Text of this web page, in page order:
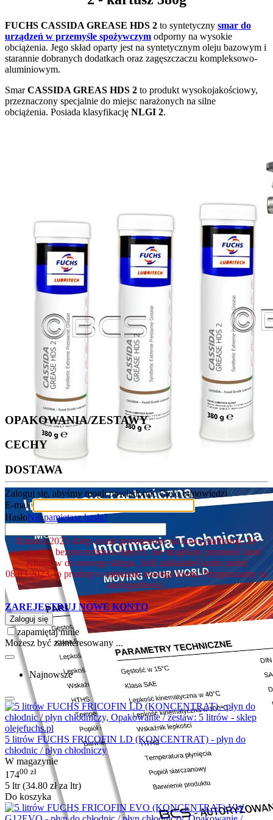
FUCHS CASSIDA GREASE HDS 2 to syntetyczny smar do
urządzeń w przemyśle spożywczym odporny na wysokie
obciążenia. Jego skład oparty jest na syntetycznym oleju bazowym i
starannie dobranych dodatkach oraz zagęszczaczu kompleksowo-
aluminiowym.
SmarCASSIDA GREAS HDS 2 to produkt wysokojakościowy,
przeznaczony specjalnie do miejsc narażonych na silne
obciążenia. Posiada klasyfikację NLGI 2.
OPAKOWANIA/ZESTAWY
CECHY
DOSTAWA
Zaloguj się, abyśmy mogli powiadomić Cię o odpowiedzi
E-mail
HasłoNie pamiętasz hasła?
8.marca.2023 sklep został przeniesiony na nową platformę. Ze
względów bezpieczeństwa danych, nie mogliśmy przenieść kont
Klientów do nowego sklepu. Jeśli zakładałeś konto przed
08.03.2023, to prosimy o założenie nowego konta. Przepraszamy za
niedogodności.
ZAREJESTRUJ NOWE KONTO
Zaloguj się
zapamiętaj mnie
Możesz być zainteresowany ...
Najnowsze
5 litrów FUCHS FRICOFIN LD (KONCENTRAT) - płyn do
chłodnic / płyn chłodniczy
W magazynie
17400 zł
5 ltr (34.80 złza ltr)
Do koszyka